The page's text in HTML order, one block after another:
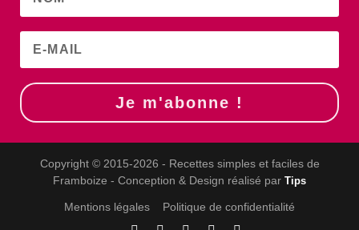
Je m'abonne !
Copyright © 2015-2026 - Recettes simples et faciles de
Framboize - Conception & Design réalisé par Tips
Mentions légales Politique de confidentialité